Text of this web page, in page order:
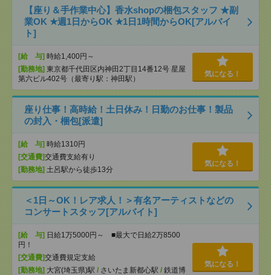
【座り＆手作業中心】香水shopの梱包スタッフ ★副
業OK ★週1日からOK ★1日1時間からOK[アルバイ
ト]
[給 与] 時給1,400円～
[勤務地] 東京都千代田区内神田2丁目14番12号 星屋
第六ビル402号（最寄り駅：神田駅）
気になる！
座り仕事！高時給！土日休み！日勤のお仕事！製品
の封入・梱包[派遣]
[給 与] 時給1310円
[交通費]交通費支給有り
[勤務地] 土呂駅から徒歩13分
気になる！
＜1日～OK！レア求人！＞有名アーティストなどの
コンサートスタッフ[アルバイト]
[給 与] 日給1万5000円～ ■最大で日給2万8500
円！
[交通費]交通費規定支給
[勤務地] 大宮(埼玉県)駅 / さいたま新都心駅 / 鉄道博
気になる！